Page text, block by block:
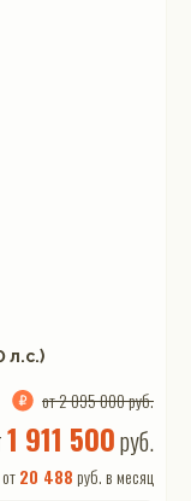
л.с.)
от 2 095 000 руб.
1 911 500руб.
от20 488 руб. в месяц